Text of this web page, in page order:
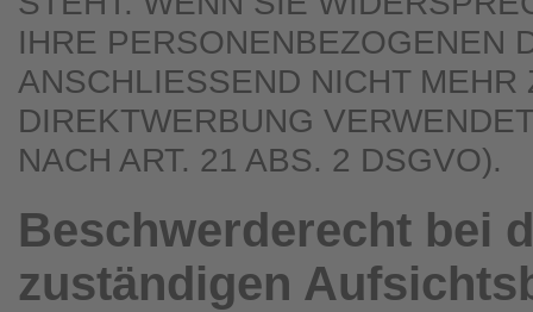
IHRE PERSONENBEZOGENEN
ANSCHLIESSEND NICHT MEHR
DIREKTWERBUNG
NACH ART. 21 ABS. 2 DSGVO).
Beschwerde­recht bei
zuständigen